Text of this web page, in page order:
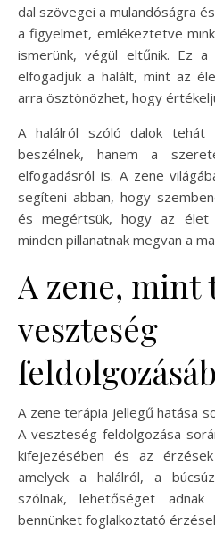
dal szövegei a mulandóságra
a figyelmet, emlékeztetve
ismerünk, végül eltűnik. Ez
elfogadjuk a halált, mint az
arra ösztönözhet, hogy
A halálról szóló dalok tehát
beszélnek, hanem a
elfogadásról is. A zene
segíteni abban, hogy
és megértsük, hogy az élet
minden pillanatnak megvan a
A zene, mint
veszteség
A zene terápia jellegű hatása
A veszteség feldolgozása
kifejezésében és az
amelyek a halálról, a
szólnak, lehetőséget
bennünket foglalkoztató